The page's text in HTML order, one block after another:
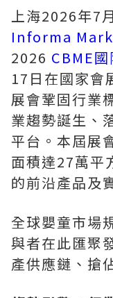
上海2026年7
Informa
2026 CBME
17日在國家會
展會鞏固行業
業趨勢誕生、
平台。本屆展
面積達27萬平
的前沿產品及
全球嬰童市場
與者在此匯聚
產供應鏈、搶